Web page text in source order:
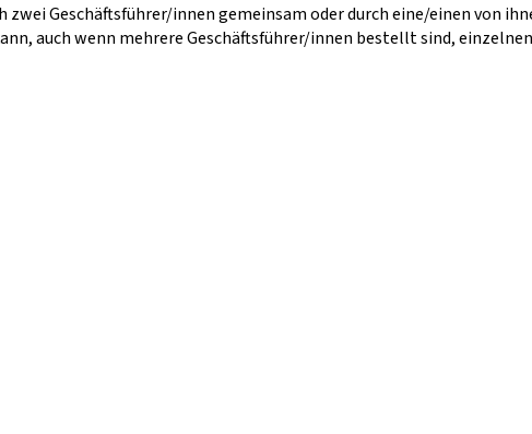
Geschäftsführer/innen gemeinsam oder durch eine/einen von
auch wenn mehrere Geschäftsführer/innen bestellt sind,